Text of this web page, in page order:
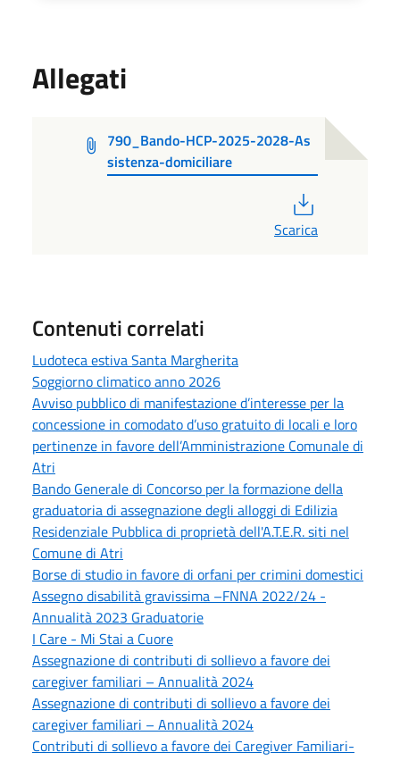
Allegati
790_Bando-HCP-2025-2028-As
sistenza-domiciliare
Scarica
Contenuti correlati
Ludoteca estiva Santa Margherita
Soggiorno climatico anno 2026
Avviso pubblico di manifestazione d’interesse per la
concessione in comodato d’uso gratuito di locali e loro
pertinenze in favore dell’Amministrazione Comunale di
Atri
Bando Generale di Concorso per la formazione della
graduatoria di assegnazione degli alloggi di Edilizia
Residenziale Pubblica di proprietà dell'A.T.E.R. siti nel
Comune di Atri
Borse di studio in favore di orfani per crimini domestici
Assegno disabilità gravissima –FNNA 2022/24 -
Annualità 2023 Graduatorie
I Care - Mi Stai a Cuore
Assegnazione di contributi di sollievo a favore dei
caregiver familiari – Annualità 2024
Assegnazione di contributi di sollievo a favore dei
caregiver familiari – Annualità 2024
Contributi di sollievo a favore dei Caregiver Familiari-